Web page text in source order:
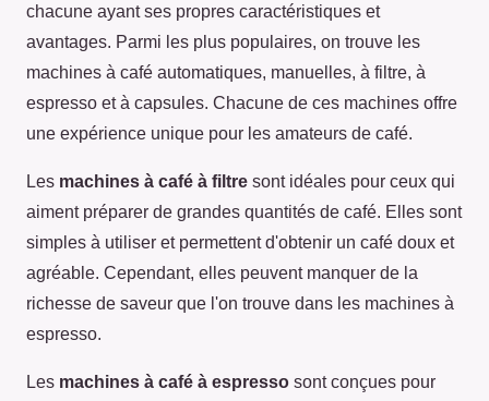
chacune ayant ses propres caractéristiques et
avantages. Parmi les plus populaires, on trouve les
machines à café automatiques, manuelles, à filtre, à
espresso et à capsules. Chacune de ces machines offre
une expérience unique pour les amateurs de café.
Les machines à café à filtre sont idéales pour ceux qui
aiment préparer de grandes quantités de café. Elles sont
simples à utiliser et permettent d'obtenir un café doux et
agréable. Cependant, elles peuvent manquer de la
richesse de saveur que l'on trouve dans les machines à
espresso.
Les machines à café à espresso sont conçues pour